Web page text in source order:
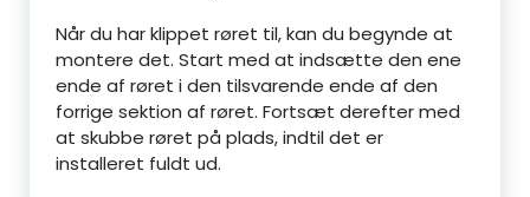
Når du har klippet røret til, kan du begynde at
montere det. Start med at indsætte den ene
ende af røret i den tilsvarende ende af den
forrige sektion af røret. Fortsæt derefter med
at skubbe røret på plads, indtil det er
installeret fuldt ud.